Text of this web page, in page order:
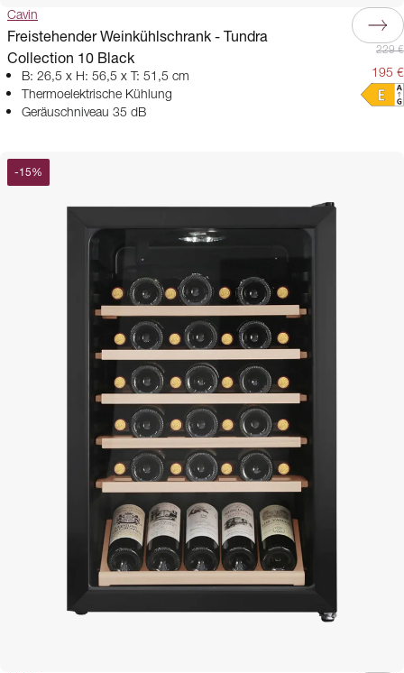
Cavin
Freistehender Weinkühlschrank - Tundra
Collection 10 Black
B: 26,5 x H: 56,5 x T: 51,5 cm
Thermoelektrische Kühlung
Geräuschniveau 35 dB
229 €
195 €
-15%